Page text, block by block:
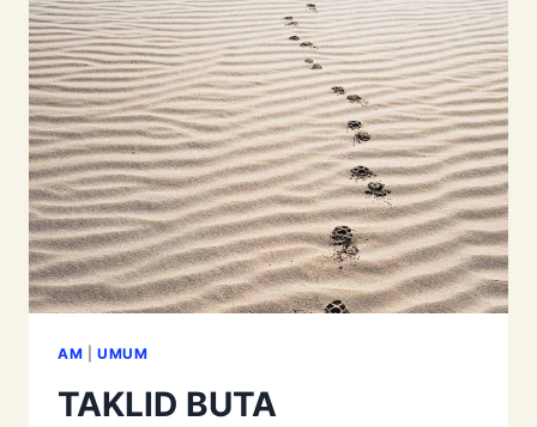
AM UMUM
TAKLID BUTA